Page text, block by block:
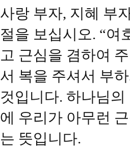
사랑 부자, 지혜 부
절을 보십시오. “여
고 근심을 겸하여
서 복을 주셔서 부
것입니다. 하나님
에 우리가 아무런
는 뜻입니다.